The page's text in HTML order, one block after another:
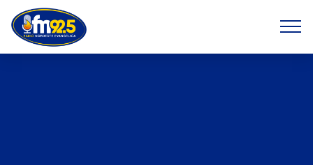
Previous Next